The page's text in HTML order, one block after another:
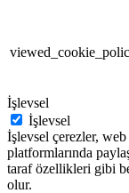
İşlevsel
İşlevsel
İşlevsel çerezler,
platformlarında
taraf özellikleri gibi
olur.